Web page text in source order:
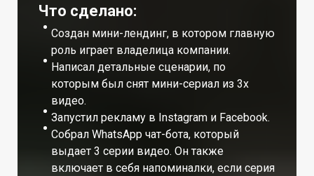
Что сделано:
Создан мини-лендинг, в котором главную
роль играет владелица компании.
Написал детальные сценарии, по
которым был снят мини-сериал из 3х
видео.
Запустил рекламу в Instagram и Facebook.
Собрал WhatsApp чат-бота, который
выдает 3 серии видео. Он также
включает в себя напоминалки, если серия